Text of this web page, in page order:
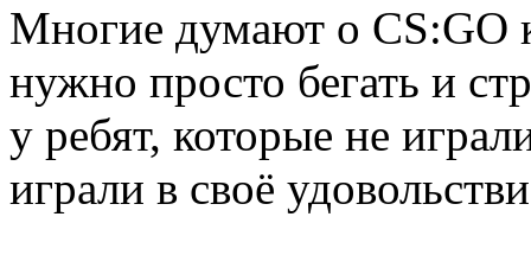
Многие думают о CS:GO
нужно просто бегать и
у ребят, которые не
играли в своё